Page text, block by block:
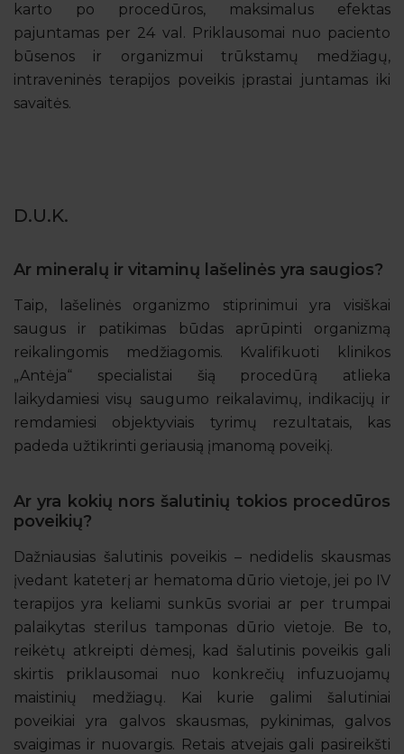
karto po procedūros, maksimalus efektas
pajuntamas per 24 val. Priklausomai nuo paciento
būsenos ir organizmui trūkstamų medžiagų,
intraveninės terapijos poveikis įprastai juntamas iki
savaitės.
D.U.K.
Ar mineralų ir vitaminų lašelinės yra saugios?
Taip, lašelinės organizmo stiprinimui yra visiškai
saugus ir patikimas būdas aprūpinti organizmą
reikalingomis medžiagomis. Kvalifikuoti klinikos
„Antėja“ specialistai šią procedūrą atlieka
laikydamiesi visų saugumo reikalavimų, indikacijų ir
remdamiesi objektyviais tyrimų rezultatais, kas
padeda užtikrinti geriausią įmanomą poveikį.
Ar yra kokių nors šalutinių tokios procedūros
poveikių?
Dažniausias šalutinis poveikis – nedidelis skausmas
įvedant kateterį ar hematoma dūrio vietoje, jei po IV
terapijos yra keliami sunkūs svoriai ar per trumpai
palaikytas sterilus tamponas dūrio vietoje. Be to,
reikėtų atkreipti dėmesį, kad šalutinis poveikis gali
skirtis priklausomai nuo konkrečių infuzuojamų
maistinių medžiagų. Kai kurie galimi šalutiniai
poveikiai yra galvos skausmas, pykinimas, galvos
svaigimas ir nuovargis. Retais atvejais gali pasireikšti